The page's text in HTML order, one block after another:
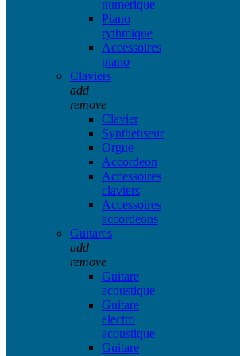
numerique
Piano
rythmique
Accessoires
piano
Claviers
add
remove
Clavier
Synthetiseur
Orgue
Accordeon
Accessoires
claviers
Accessoires
accordeons
Guitares
add
remove
Guitare
acoustique
Guitare
electro
acoustique
Guitare